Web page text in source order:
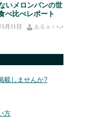
いメロンパンの世
べ比べレポート
月31日 あるａｒ•⁠ᴗ⁠•⁠
載しませんか?
方